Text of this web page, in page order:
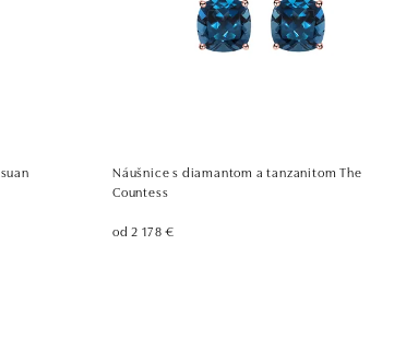
Náušnice s diamantom a tanzanitom The
Countess
od 2 178 €